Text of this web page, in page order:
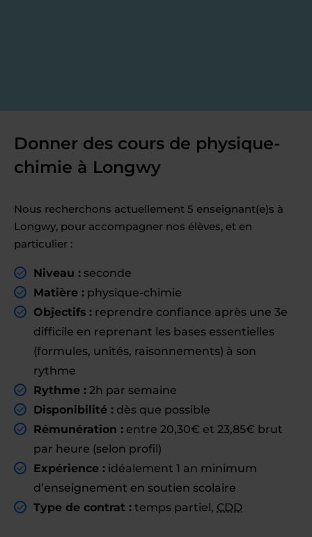
Donner des cours de physique-
chimie à Longwy
Nous recherchons actuellement 5 enseignant(e)s à
Longwy, pour accompagner nos élèves, et en
particulier :
Niveau : seconde
Matière : physique-chimie
Objectifs : reprendre confiance après une 3e
difficile en reprenant les bases essentielles
(formules, unités, raisonnements) à son
rythme
Rythme : 2h par semaine
Disponibilité : dès que possible
Rémunération : entre 20,30€ et 23,85€ brut
par heure (selon profil)
Expérience : idéalement 1 an minimum
d’enseignement en soutien scolaire
Type de contrat : temps partiel, CDD